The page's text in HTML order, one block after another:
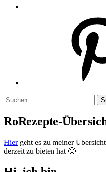
Suchen
nach:
RoRezepte-
Hiergeht es zu meiner
derzeit zu bieten hat 🙂